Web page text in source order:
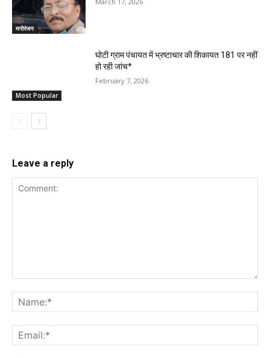
मनोरंजन
Most Popular
घोटी ग्राम पंचायत में भ्रष्टाचार की शिकायत 181 पर नहीं
हो रही जांच*
February 7, 2026
Leave a reply